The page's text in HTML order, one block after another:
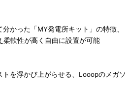
かった「MY発電所キット」の特徴、
柔軟性が高く自由に設置が可能
トを浮かび上がらせる、Looopのメガソ